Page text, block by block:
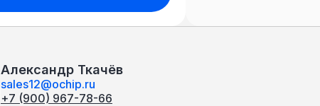
Александр Ткачёв
sales12@ochip.ru
+7 (900) 967-78-66